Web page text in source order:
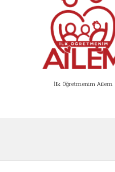
İlk Öğretmenim Ailem